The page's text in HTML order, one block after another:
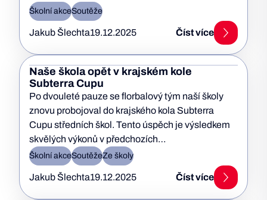
Školní akceSoutěže
Jakub Šlechta19.12.2025 Číst více
Naše škola opět v krajském kole
Subterra Cupu
Po dvouleté pauze se florbalový tým naší školy
znovu probojoval do krajského kola Subterra
Cupu středních škol. Tento úspěch je výsledkem
skvělých výkonů v předchozích…
Školní akceSoutěžeZe školy
Jakub Šlechta19.12.2025 Číst více